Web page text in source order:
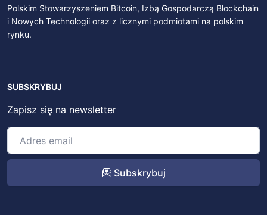
Polskim Stowarzyszeniem Bitcoin, Izbą Gospodarczą Blockchain
i Nowych Technologii oraz z licznymi podmiotami na polskim
rynku.
SUBSKRYBUJ
Zapisz się na newsletter
Subskrybuj